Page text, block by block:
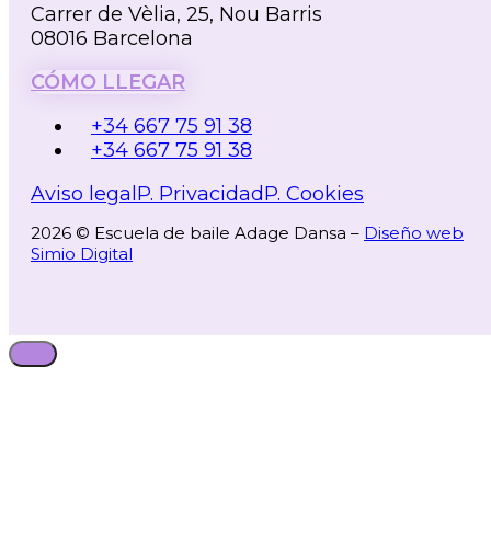
Carrer de Vèlia, 25, Nou Barris
08016 Barcelona
CÓMO LLEGAR
+34 667 75 91 38
+34 667 75 91 38
Aviso legalP. PrivacidadP. Cookies
2026 © Escuela de baile Adage Dansa – Diseño web
Simio Digital